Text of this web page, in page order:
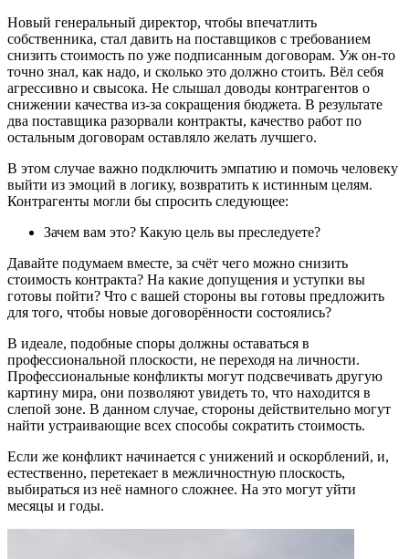
Новый генеральный директор, чтобы впечатлить
собственника, стал давить на поставщиков с требованием
снизить стоимость по уже подписанным договорам. Уж он-то
точно знал, как надо, и сколько это должно стоить. Вёл себя
агрессивно и свысока. Не слышал доводы контрагентов о
снижении качества из-за сокращения бюджета. В результате
два поставщика разорвали контракты, качество работ по
остальным договорам оставляло желать лучшего.
В этом случае важно подключить эмпатию и помочь человеку
выйти из эмоций в логику, возвратить к истинным целям.
Контрагенты могли бы спросить следующее:
Зачем вам это? Какую цель вы преследуете?
Давайте подумаем вместе, за счёт чего можно снизить
стоимость контракта? На какие допущения и уступки вы
готовы пойти? Что с вашей стороны вы готовы предложить
для того, чтобы новые договорённости состоялись?
В идеале, подобные споры должны оставаться в
профессиональной плоскости, не переходя на личности.
Профессиональные конфликты могут подсвечивать другую
картину мира, они позволяют увидеть то, что находится в
слепой зоне. В данном случае, стороны действительно могут
найти устраивающие всех способы сократить стоимость.
Если же конфликт начинается с унижений и оскорблений, и,
естественно, перетекает в межличностную плоскость,
выбираться из неё намного сложнее. На это могут уйти
месяцы и годы.